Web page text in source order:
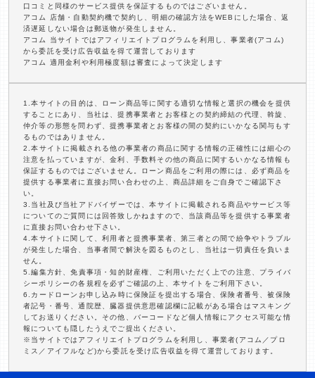
口コミと同様のサービス提供を保証するものではございません。
アコム 店舗・自動契約機で契約し、明細の確認方法をWEBにした場合、返
済遅延しない場合は郵送物が発生しません。
アコム 当サイトではアフィリエイトプログラムを利用し、事業者(アコム)
から委託を受け広告収益を得て運営しております
アコム 適用金利や利用極度額は審査によって決定します
1.本サイトの目的は、ローン商品等に関する適切な情報と選択の機会を提供
することにあり、当社は、提携事業者とお客様との契約締結の代理、斡旋、
仲介等の形態を問わず、提携事業者とお客様の間の契約にいかなる関与もす
るものではありません。
2.本サイトに掲載される他の事業者の商品に関する情報の正確性には細心の
注意を払っていますが、金利、手数料その他の商品に関するいかなる情報も
保証するものではございません。ローン商品をご利用の際には、必ず商品を
提供する事業者に直接お問い合わせの上、商品詳細をご自身でご確認下さ
い。
3.当社及び当社アドバイザーでは、本サイトに掲載される商品やサービス等
についてのご質問には回答致しかねますので、当該商品等を提供する事業者
に直接お問い合わせ下さい。
4.本サイトに関して、利用者と提携事業者、第三者との間で紛争やトラブル
が発生した場合、当事者間で解決を図るものとし、当社は一切責任を負いま
せん。
5.編集方針、免責事項・知的財産権、ご利用いただく上での注意、プライバ
シーポリシーの各規程を必ずご確認の上、本サイトをご利用下さい。
6.カードローンお申し込み時に保険証を提出する場合、保険者番号、被保険
者記号・番号、通院歴、臓器提供意思確認欄に記載がある場合はマスキング
してお送りください。その他、バーコードなど個人情報にアクセス可能な情
報についても隠したうえでご提出ください。
※当サイトではアフィリエイトプログラムを利用し、事業者(アコム／プロ
ミス／アイフルなど)から委託を受け広告収益を得て運営しております。